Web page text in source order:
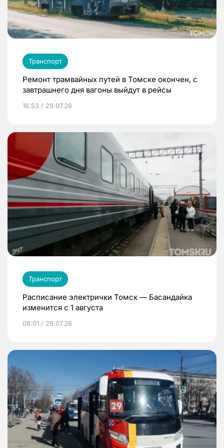
Транспорт
Ремонт трамвайных путей в Томске окончен, с
завтрашнего дня вагоны выйдут в рейсы
16:53 / 29.07.26
Транспорт
Расписание электрички Томск — Басандайка
изменится с 1 августа
08:01 / 29.07.26